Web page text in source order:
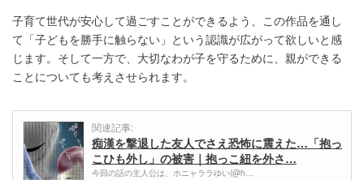
子育て世代が安心して過ごすことができるよう、この作品を通し
て「子どもを勝手に触らない」という認識が広がって欲しいと感
じます。そして一方で、大切なわが子を守るために、親ができる
ことについても考えさせられます。
関連記事:
痴漢を撃退した友人でさえ恐怖に震えた…「抱っ
こひも外し」の被害｜抱っこ紐を外さ…
今回の話の主人公は、ホニャララゆい(@h…